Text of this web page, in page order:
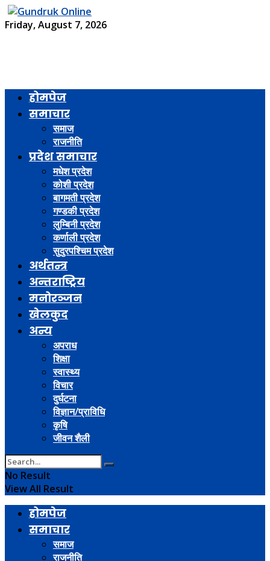
Friday, August 7, 2026
होमपेज
समाचार
समाज
राजनीति
प्रदेश समाचार
मधेश प्रदेश
कोशी प्रदेश
बागमती प्रदेश
गण्डकी प्रदेश
लुम्बिनी प्रदेश
कर्णाली प्रदेश
सुदुरपश्चिम प्रदेश
अर्थतन्त्र
अन्तराष्ट्रिय
मनोरञ्जन
खेलकुद
अन्य
अपराध
शिक्षा
स्वास्थ्य
विचार
दुर्घटना
विज्ञान/प्राविधि
कृषि
जीवन शैली
No Result
View All Result
होमपेज
समाचार
समाज
राजनीति